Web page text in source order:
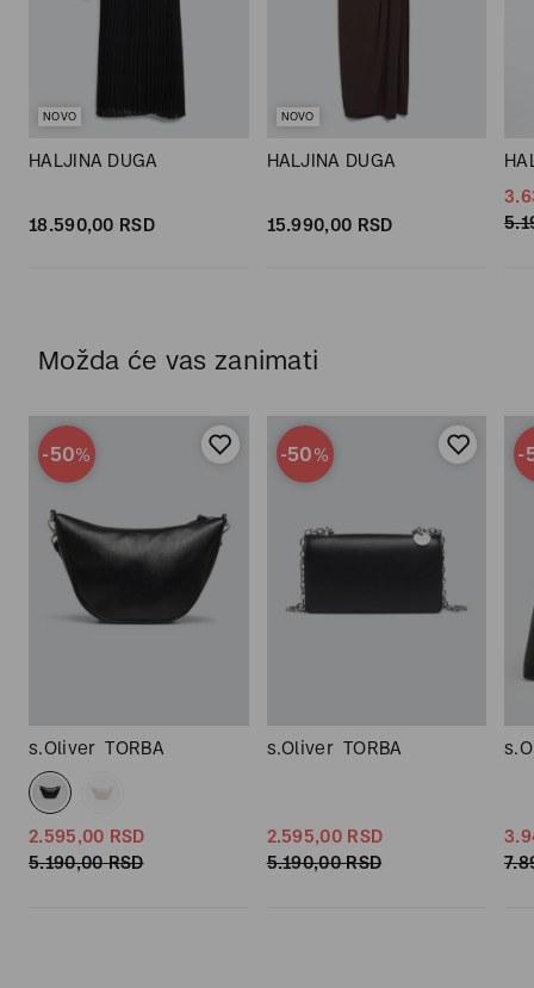
NOVO
HALJINA DUGA
18.590,00 RSD
NOVO
HALJINA DUGA
15.990,00 RSD
Možda će vas zanimati
-50%
s.Oliver TORBA
2.595,00 RSD
5.190,00 RSD
-50%
s.Oliver TORBA
2.595,00 RSD
5.190,00 RSD
-